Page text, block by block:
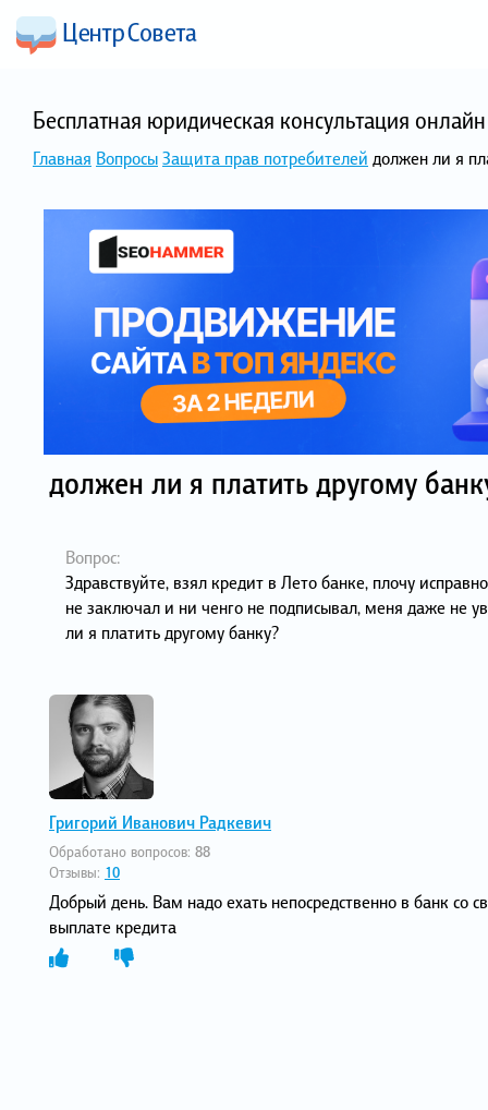
Бесплатная юридическая консультация
Главная ВопросыЗащита прав потребителей должен ли я
должен ли я платить другому
Вопрос:
Здравствуйте, взял кредит в Лето банке, плочу
не заключал и ни ченго не подписывал, меня даже не
ли я платить другому банку?
Григорий Иванович Радкевич
Обработано вопросов: 88
Отзывы: 10
Добрый день. Вам надо ехать непосредственно в банк
выплате кредита